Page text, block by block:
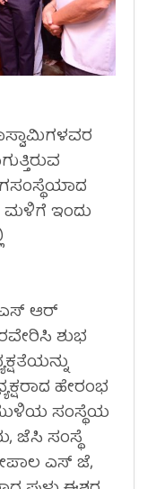
ಮಳಿಗೆ ಇಂದು
ಎಸ್ ಆರ್
ಶುಭ
ಹೇರಂಭ
ಮುಳಿಯ ಸಂಸ್ಥೆಯ
ಜೆಸಿ ಸಂಸ್ಥೆ
ಎಸ್ ಜೆ,